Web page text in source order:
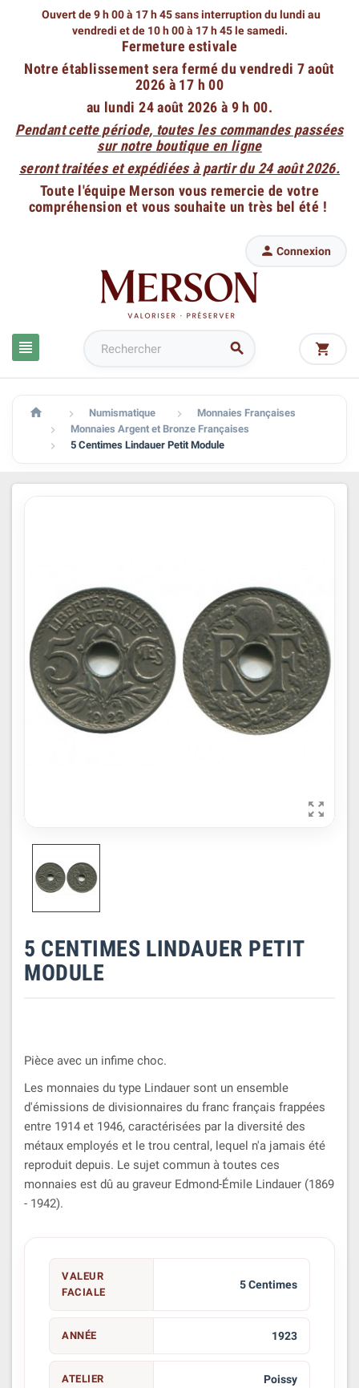
Ouvert de 9 h 00 à 17 h 45 sans interruption du lundi au
vendredi et de 10 h 00 à 17 h 45 le samedi.
Fermeture estivale
Notre établissement sera fermé du vendredi 7 août
2026 à 17 h 00
au lundi 24 août 2026 à 9 h 00.
Pendant cette période, toutes les commandes passées
sur notre boutique en ligne
seront traitées et expédiées à partir du 24 août 2026.
Toute l'équipe Merson vous remercie de votre
compréhension et vous souhaite un très bel été !
 
 Connexion

  Numismatique  Monnaies Françaises
 Monnaies Argent et Bronze Françaises
 5 Centimes Lindauer Petit Module

5 CENTIMES LINDAUER PETIT
MODULE
Pièce avec un infime choc.
Les monnaies du type Lindauer sont un ensemble
d'émissions de divisionnaires du franc français frappées
entre 1914 et 1946, caractérisées par la diversité des
métaux employés et le trou central, lequel n'a jamais été
reproduit depuis. Le sujet commun à toutes ces
monnaies est dû au graveur Edmond-Émile Lindauer (1869
- 1942).
VALEUR
FACIALE
5 Centimes
ANNÉE 1923
ATELIER Poissy